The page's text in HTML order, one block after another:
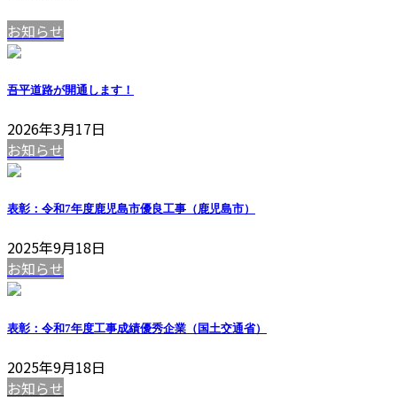
お知らせ
吾平道路が開通します！
2026年3月17日
お知らせ
表彰：令和7年度鹿児島市優良工事（鹿児島市）
2025年9月18日
お知らせ
表彰：令和7年度工事成績優秀企業（国土交通省）
2025年9月18日
お知らせ